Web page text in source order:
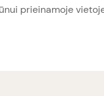
prieinamoje